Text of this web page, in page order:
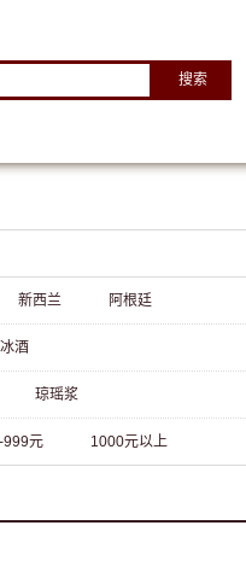
搜索
新西兰 阿根廷
冰酒
琼瑶浆
999元 1000元以上